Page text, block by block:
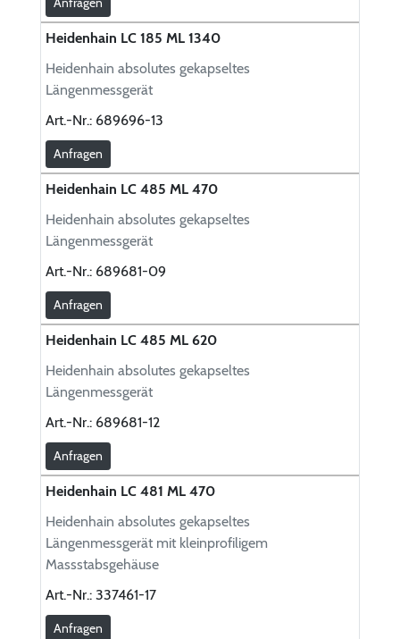
Heidenhain LC 185 ML 1340
Heidenhain absolutes gekapseltes
Längenmessgerät
Art.-Nr.: 689696-13
Anfragen
Heidenhain LC 485 ML 470
Heidenhain absolutes gekapseltes
Längenmessgerät
Art.-Nr.: 689681-09
Anfragen
Heidenhain LC 485 ML 620
Heidenhain absolutes gekapseltes
Längenmessgerät
Art.-Nr.: 689681-12
Anfragen
Heidenhain LC 481 ML 470
Heidenhain absolutes gekapseltes
Längenmessgerät mit kleinprofiligem
Massstabsgehäuse
Art.-Nr.: 337461-17
Anfragen